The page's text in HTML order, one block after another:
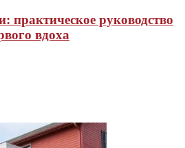
практическое руководство
вдоха